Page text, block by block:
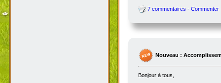
7 commentaires - Commenter
Nouveau :
Bonjour à tous,